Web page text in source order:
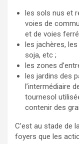
les sols nus et
voies de
et de voies
les jachères,
soja, etc ;
les zones
les jardins des
l’intermédiaire
tournesol
contenir des
C’est au stade de
foyers que les